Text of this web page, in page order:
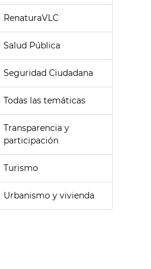
RenaturaVLC
Salud Pública
Seguridad Ciudadana
Todas las temáticas
Transparencia y
participación
Turismo
Urbanismo y vivienda